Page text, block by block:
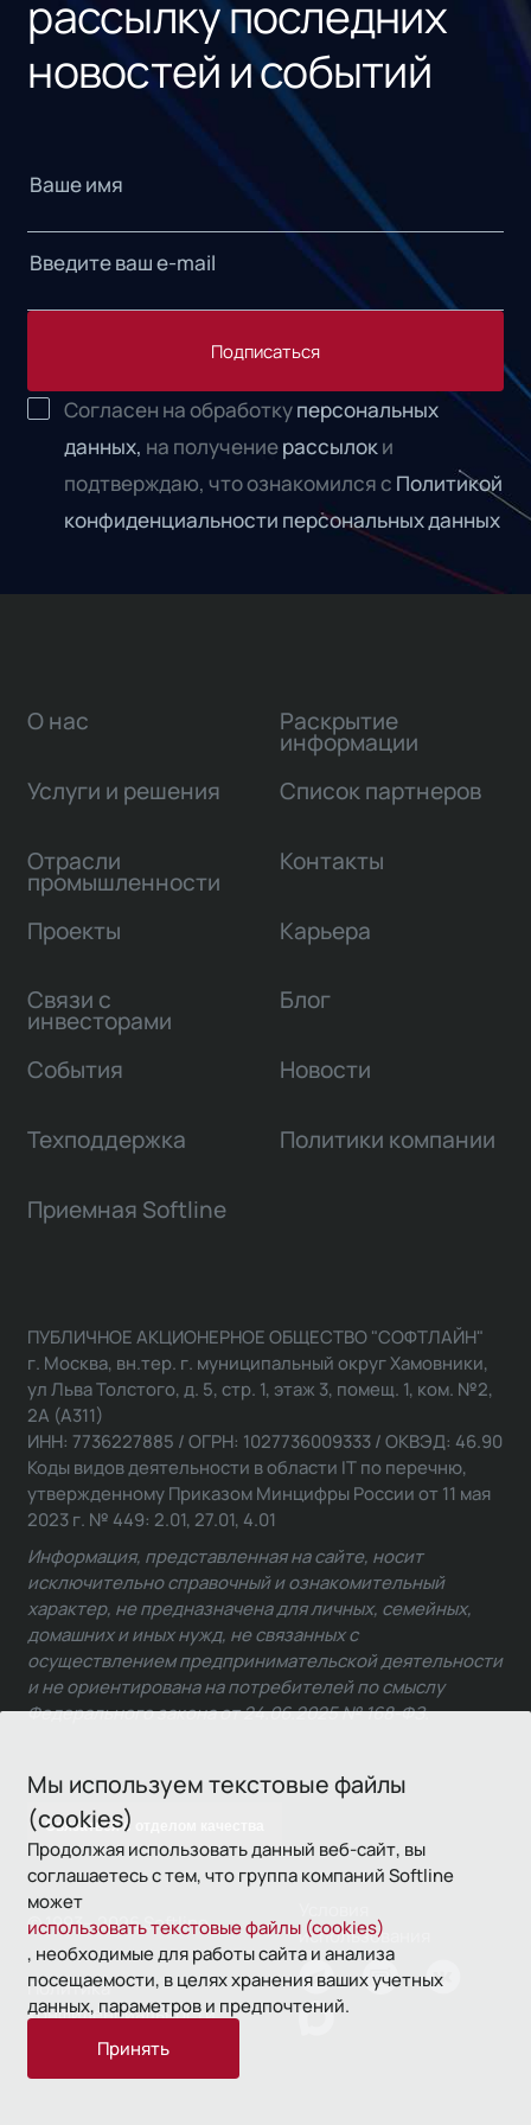
рассылку последних
новостей и событий
Подписаться
Согласен на обработкуперсональных
данных, на получениерассылоки
подтверждаю, что ознакомился с Политикой
конфиденциальности персональных данных
Мы используем текстовые файлы
(cookies)
Продолжая использовать данный веб-сайт, вы
соглашаетесь с тем, что группа компаний Softline
может
использовать текстовые файлы (cookies)
, необходимые для работы сайта и анализа
посещаемости, в целях хранения ваших учетных
данных, параметров и предпочтений.
Принять
О нас
Услуги и решения
Отрасли
промышленности
Проекты
Связи с
инвесторами
Раскрытие
информации
Список партнеров
Контакты
Карьера
Блог
События Новости
Техподдержка Политики компании
Приемная Softline
Связаться с отделом качества
ПУБЛИЧНОЕ АКЦИОНЕРНОЕ ОБЩЕСТВО "СОФТЛАЙН"
г. Москва, вн.тер. г. муниципальный округ Хамовники,
ул Льва Толстого, д. 5, стр. 1, этаж 3, помещ. 1, ком. №2,
2А (А311)
ИНН: 7736227885 / ОГРН: 1027736009333 / ОКВЭД: 46.90
Коды видов деятельности в области IT по перечню,
утвержденному Приказом Минцифры России от 11 мая
2023 г. № 449: 2.01, 27.01, 4.01
Информация, представленная на сайте, носит
исключительно справочный и ознакомительный
характер, не предназначена для личных, семейных,
домашних и иных нужд, не связанных с
осуществлением предпринимательской деятельности
и не ориентирована на потребителей по смыслу
Федерального закона от 24.06.2025 № 168-ФЗ.
© 1993—2026 Softline
использования
Политика
конфиденциальности